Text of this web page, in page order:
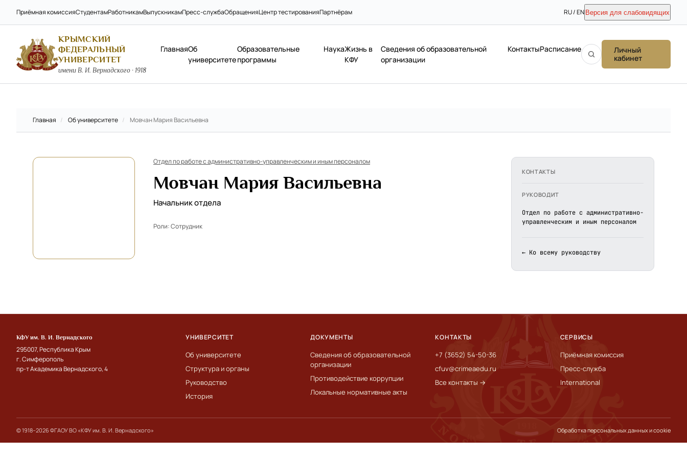
Приёмная комиссияСтудентамРаботникамВыпускникамПресс-службаОбращенияЦентр тестированияПартнёрам RU / EN Версия для слабовидящих
КРЫМСКИЙ
ФЕДЕРАЛЬНЫЙ
УНИВЕРСИТЕТ
имени В. И. Вернадского · 1918
ГлавнаяОб
университете
Образовательные
программы
НаукаЖизнь в
КФУ
Сведения об образовательной
организации
КонтактыРасписание
Личный
кабинет
Главная / Об университете / Мовчан Мария Васильевна
Отдел по работе с административно-управленческим и иным персоналом
Мовчан Мария Васильевна
Начальник отдела
Роли:Сотрудник
КОНТАКТЫ
РУКОВОДИТ
Отдел по работе с административно-
управленческим и иным персоналом
← Ко всему руководству
КФУ им. В. И. Вернадского
295007, Республика Крым
г. Симферополь
пр-т Академика Вернадского, 4
УНИВЕРСИТЕТ
Об университете
Структура и органы
Руководство
История
ДОКУМЕНТЫ
Сведения об образовательной
организации
Противодействие коррупции
Локальные нормативные акты
КОНТАКТЫ
+7 (3652) 54-50-36
cfuv@crimeaedu.ru
Все контакты →
СЕРВИСЫ
Приёмная комиссия
Пресс-служба
International
© 1918–2026 ФГАОУ ВО «КФУ им. В. И. Вернадского» Обработка персональных данных и cookie